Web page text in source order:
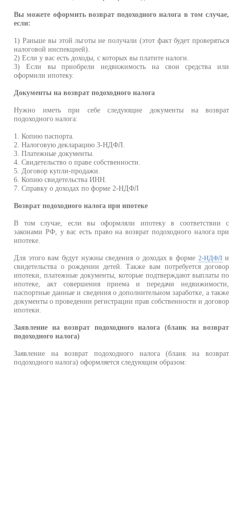
Вы можете оформить возврат подоходного налога в том случае,
если:
1) Раньше вы этой льготы не получали (этот факт будет проверяться
налоговой инспекцией).
2) Если у вас есть доходы, с которых вы платите налоги.
3) Если вы приобрели недвижимость на свои средства или
оформили ипотеку.
Документы на возврат подоходного налога
Нужно иметь при себе следующие документы на возврат
подоходного налога:
1. Копию паспорта.
2. Налоговую декларацию 3-НДФЛ.
3. Платежные документы.
4. Свидетельство о праве собственности.
5. Договор купли-продажи.
6. Копию свидетельства ИНН.
7. Справку о доходах по форме 2-НДФЛ
Возврат подоходного налога при ипотеке
В том случае, если вы оформляли ипотеку в соответствии с
законами РФ, у вас есть право на возврат подоходного налога при
ипотеке.
Для этого вам будут нужны сведения о доходах в форме 2-НДФЛи
свидетельства о рождении детей. Также вам потребуется договор
ипотеки, платежные документы, которые подтверждают выплаты по
ипотеке, акт совершения приема и передачи недвижимости,
паспортные данные и сведения о дополнительном заработке, а также
документы о проведении регистрации прав собственности и договор
ипотеки.
Заявление на возврат подоходного налога (бланк на возврат
подоходного налога)
Заявление на возврат подоходного налога (бланк на возврат
подоходного налога) оформляется следующим образом: